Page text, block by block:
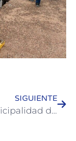
SIGUIENTE
La Municipalidad de Colón abonará un plus a los trabajadores esenciales